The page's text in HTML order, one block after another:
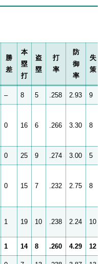
勝
差
本
塁
打
盗
塁
打
率
防
御
率
失
策
– 8 5 .258 2.93 9
0 16 6 .266 3.30 8
0 25 9 .274 3.00 5
0 15 7 .232 2.75 8
1 19 10 .238 2.24 10
1 14 8 .260 4.29 12